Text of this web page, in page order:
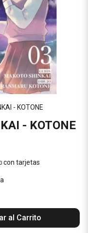
- KOTONE
- KOTONE
con tarjetas
al Carrito